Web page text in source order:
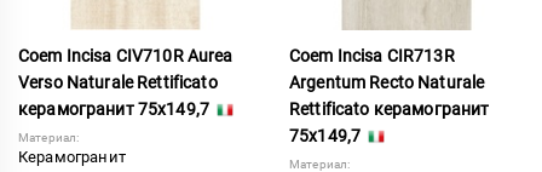
Coem Incisa CIV710R Aurea
Verso Naturale Rettificato
керамогранит 75x149,7
Материал:
Керамогранит
Coem Incisa CIR713R
Argentum Recto Naturale
Rettificato керамогранит
75x149,7
Материал: